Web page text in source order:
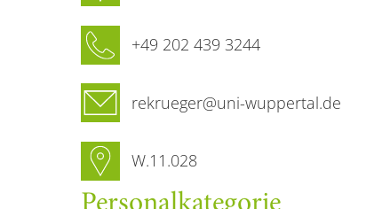
Sekretariat Telefon
+49 202 439 3244
Sekretariat E-Mail-Adresse
rekrueger@uni-wuppertal.de
Sekretariat Raumnummer
W.11.028